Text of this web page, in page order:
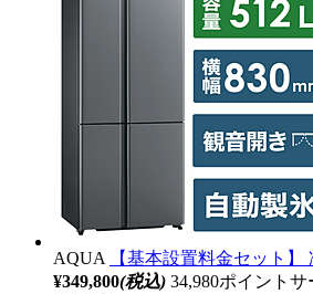
AQUA
【基本設置料金セット】
¥349,800(税込) 34,980ポイントサ